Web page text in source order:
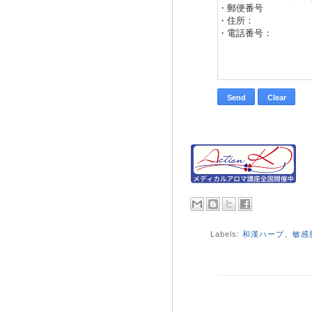
Labels: 和漢ハーブ、敏感